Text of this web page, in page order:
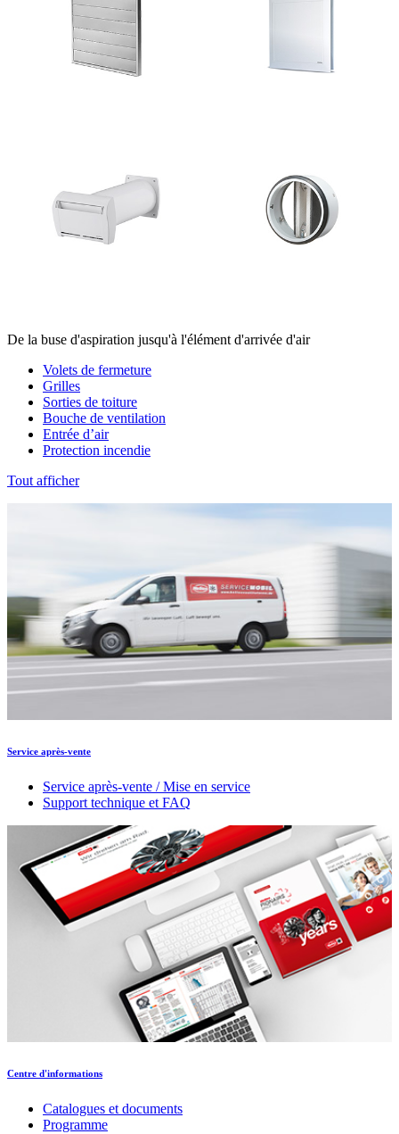
De la buse d'aspiration jusqu'à l'élément d'arrivée d'air
Volets de fermeture
Grilles
Sorties de toiture
Bouche de ventilation
Entrée d’air
Protection incendie
Tout afficher
Service après-vente
Service après-vente / Mise en service
Support technique et FAQ
Centre d'informations
Catalogues et documents
Programme